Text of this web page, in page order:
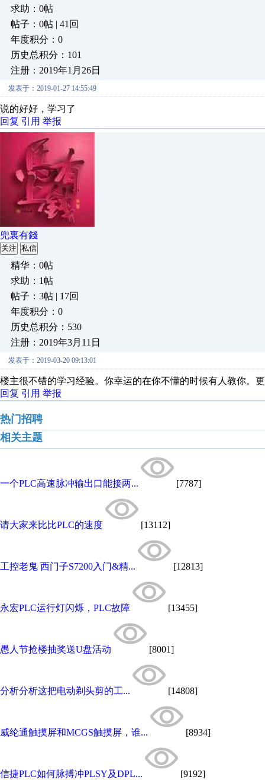
求助：0帖
帖子：0帖 | 41回
年度积分：0
历史总积分：101
注册：2019年1月26日
发表于：2019-01-27 14:55:49
说的好好，学习了
回复 引用 举报
兜裏有錢
关注 私信
精华：0帖
求助：1帖
帖子：3帖 | 17回
年度积分：0
历史总积分：530
注册：2019年3月11日
发表于：2019-03-20 09:13:01
楼主很不错的学习经验。你幸运的在你不懂的时候有人教你。
回复 引用 举报
热门招聘
相关主题
一个PLC高速脉冲输出口能接两... [7787]
请大家来比比PLC的速度 [13112]
工控老鬼 西门子S7200入门&精... [12813]
永宏PLC运行灯闪烁，PLC故障 [13455]
愚人节抢楼抽奖送U盘活动 [8001]
分析分析这把电动剃头剪的工... [14808]
威纶通触摸屏和MCGS触摸屏，谁... [8934]
信捷PLC如何脉搏冲PLSY及DPL... [9192]